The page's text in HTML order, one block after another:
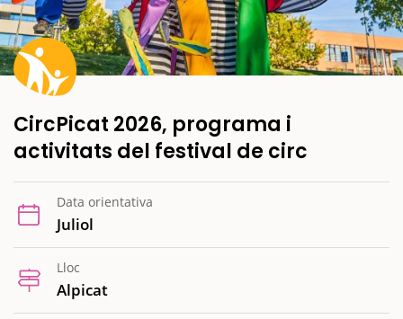
CircPicat 2026, programa i
activitats del festival de circ
Data orientativa
Juliol
Lloc
Alpicat